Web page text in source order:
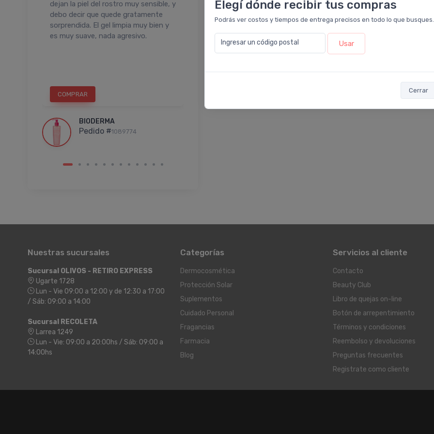
Elegí dónde recibir tus compras
Podrás ver costos y tiempos de entrega precisos en todo lo que busques.
Ingresar un código postal Usar
Cerrar
dejan la piel del rostro muy sensible, y
debo decir que quede gratamente
sorprendida. El gel limpia muy bien y
es muy suave, nada agresivo.
COMPRAR
BIODERMA
Pedido #1089774
suave. Tengo rosácea y es ideal para
mi tipo de piel. Lo amo. Nunca me
fenomenal!! Ademas te
para usarlo antes de ir a
luego seguir con la rutina
Nuestras sucursales
Sucursal OLIVOS - RETIRO EXPRESS
Ugarte 1728
Lun - Vie 09:00 a 12:00 y de 12:30 a 17:00
/ Sáb: 09:00 a 14:00
Sucursal RECOLETA
Larrea 1249
Lun - Vie: 09:00 a 20:00hs / Sáb: 09:00 a
14:00hs
Categorías
Dermocosmética
Protección Solar
Suplementos
Cuidado Personal
Fragancias
Farmacia
Blog
Servicios al cliente
Contacto
Beauty Club
Libro de quejas on-line
Botón de arrepentimiento
Términos y condiciones
Reembolso y devoluciones
Preguntas frecuentes
Registrate como cliente